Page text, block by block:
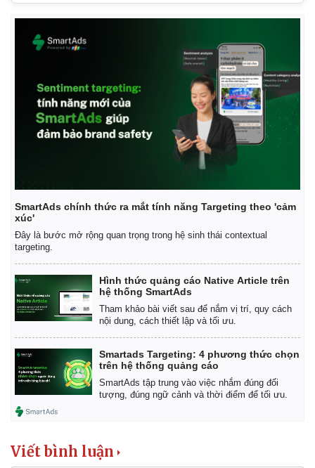
SmartAds chính thức ra mắt tính năng Targeting theo 'cảm
xúc'
Đây là bước mở rộng quan trọng trong hệ sinh thái contextual
targeting.
Hình thức quảng cáo Native Article trên
hệ thống SmartAds
Tham khảo bài viết sau để nắm vị trí, quy cách
nội dung, cách thiết lập và tối ưu.
Smartads Targeting: 4 phương thức chọn
trên hệ thống quảng cáo
SmartAds tập trung vào việc nhắm đúng đối
tượng, đúng ngữ cảnh và thời điểm để tối ưu.
Viết bình luận